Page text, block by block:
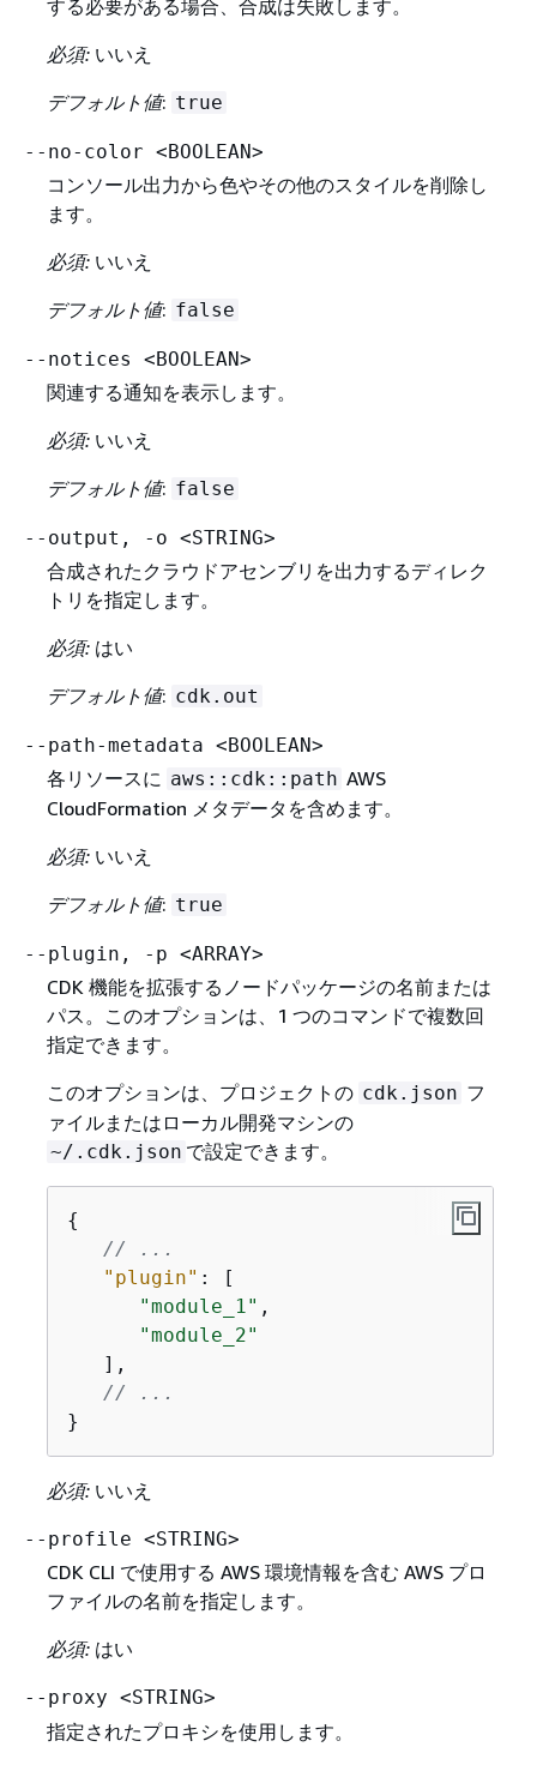
する必要がある場合、合成は失敗します。
必須:いいえ
デフォルト値: true
--no-color <BOOLEAN>
コンソール出力から色やその他のスタイルを削除し
ます。
必須:いいえ
デフォルト値: false
--notices <BOOLEAN>
関連する通知を表示します。
必須:いいえ
デフォルト値: false
--output, -o <STRING>
合成されたクラウドアセンブリを出力するディレク
トリを指定します。
必須:はい
デフォルト値: cdk.out
--path-metadata <BOOLEAN>
各リソースに aws::cdk::path AWS
CloudFormation メタデータを含めます。
必須:いいえ
デフォルト値: true
--plugin, -p <ARRAY>
CDK 機能を拡張するノードパッケージの名前または
パス。このオプションは、1 つのコマンドで複数回
指定できます。
このオプションは、プロジェクトの cdk.json フ
ァイルまたはローカル開発マシンの
~/.cdk.json で設定できます。
{
// ...
"plugin" : [
"module_1" ,
"module_2"
   ],
// ...
}
必須:いいえ
--profile <STRING>
CDK CLI で使用する AWS 環境情報を含む AWS プロ
ファイルの名前を指定します。
必須:はい
--proxy <STRING>
指定されたプロキシを使用します。